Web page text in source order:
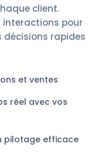
client.
interactions pour
décisions rapides
et ventes
réel avec vos
pilotage efficace